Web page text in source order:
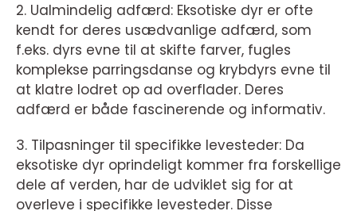
2. Ualmindelig adfærd: Eksotiske dyr er ofte
kendt for deres usædvanlige adfærd, som
f.eks. dyrs evne til at skifte farver, fugles
komplekse parringsdanse og krybdyrs evne til
at klatre lodret op ad overflader. Deres
adfærd er både fascinerende og informativ.
3. Tilpasninger til specifikke levesteder: Da
eksotiske dyr oprindeligt kommer fra forskellige
dele af verden, har de udviklet sig for at
overleve i specifikke levesteder. Disse